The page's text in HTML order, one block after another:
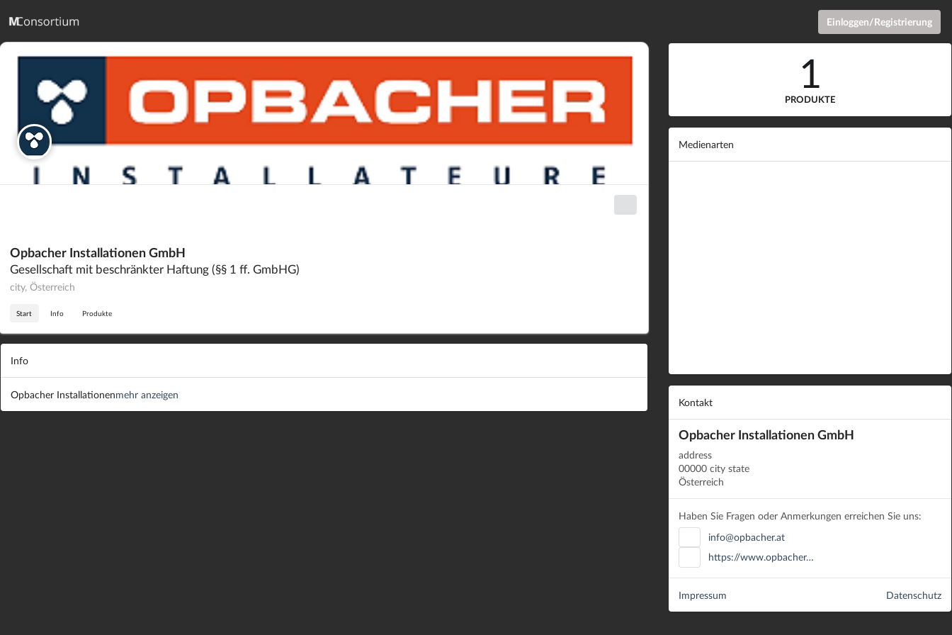
Einloggen/Registrierung
Opbacher Installationen GmbH
Gesellschaft mit beschränkter Haftung (§§ 1 ff. GmbHG)
city, Österreich
Start Info Produkte
Info
Opbacher Installationenmehr anzeigen
1
PRODUKTE
Medienarten
Kontakt
Opbacher Installationen GmbH
address
00000 city state
Österreich
Haben Sie Fragen oder Anmerkungen erreichen Sie uns:
info@opbacher.at
https://www.opbacher…
Datenschutz
Impressum